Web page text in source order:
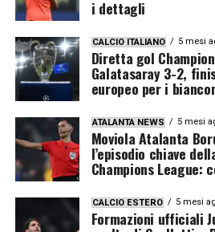
i dettagli
CALCIO ITALIANO 5 mesi
Diretta gol
Galatasaray 3-2,
europeo per i
ATALANTA NEWS 5 mesi
Moviola Atalanta
l’episodio chiave
Champions League:
CALCIO ESTERO 5 mesi
Formazioni ufficiali